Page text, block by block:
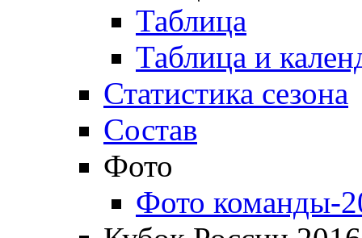
Таблица
Таблица и
Статистика сезона
Состав
Фото
Фото команды-